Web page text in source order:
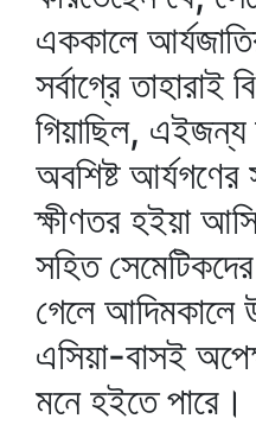
এককালে
সর্বাগ্রে তাহারাই
গিয়াছিল, এইজন্য
অবশিষ্ট
ক্ষীণতর হইয়া
সহিত
গেলে
এসিয়া-বাসই
মনে হইতে পারে।